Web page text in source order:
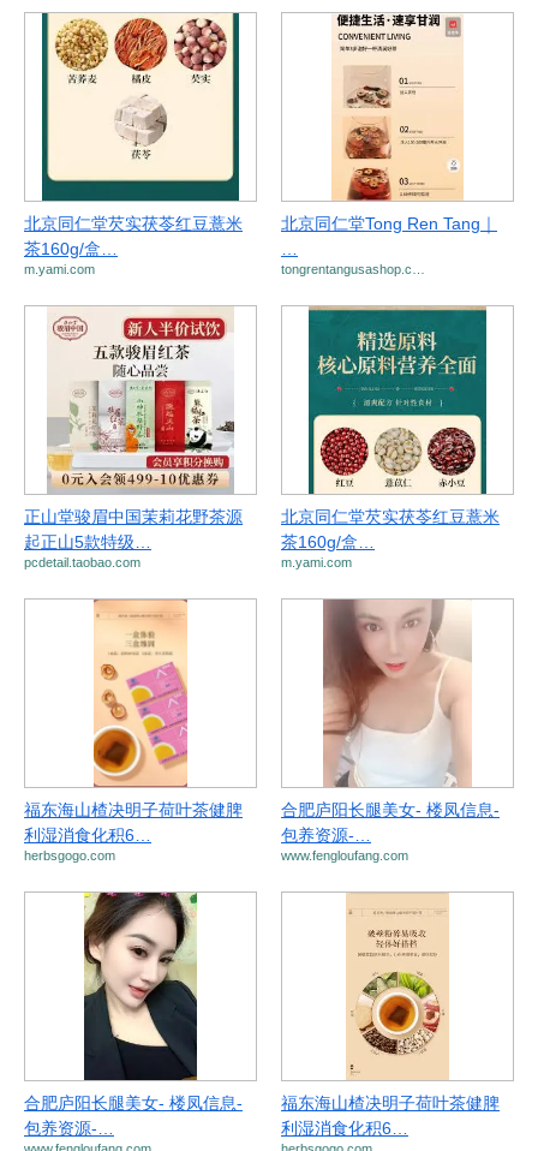
北京同仁堂芡实茯苓红豆薏米
茶160g/盒…
m.yami.com
北京同仁堂Tong Ren Tang｜
tongrentangusashop.c…
正山堂骏眉中国茉莉花野茶源
起正山5款特级…
pcdetail.taobao.com
北京同仁堂芡实茯苓红豆薏米
茶160g/盒…
m.yami.com
福东海山楂决明子荷叶茶健脾
利湿消食化积6…
herbsgogo.com
合肥庐阳长腿美女- 楼凤信息-
包养资源-…
www.fengloufang.com
合肥庐阳长腿美女- 楼凤信息-
包养资源-…
福东海山楂决明子荷叶茶健脾
利湿消食化积6…